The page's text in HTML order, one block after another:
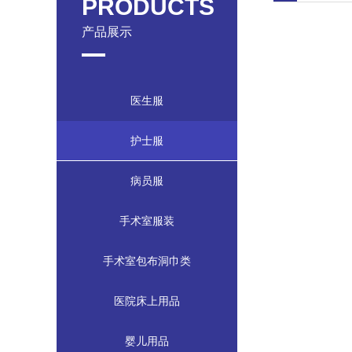
PRODUCTS
产品展示
医生服
护士服
病员服
手术室服装
手术室包布洞巾类
医院床上用品
婴儿用品